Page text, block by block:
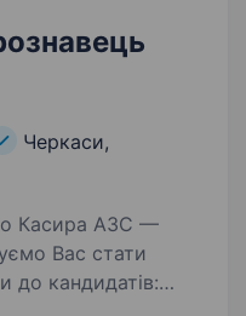
Черкаси,
Вас стати
до кандидатів: